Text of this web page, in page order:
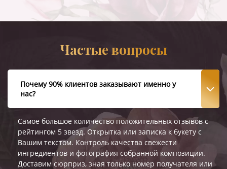
Частые вопросы
Почему 90% клиентов заказывают именно у
нас?
Самое большое количество положительных отзывов с
рейтингом 5 звезд. Открытка или записка к букету с
Вашим текстом. Контроль качества свежести
ингредиентов и фотография собранной композиции.
Доставим сюрприз, зная только номер получателя или